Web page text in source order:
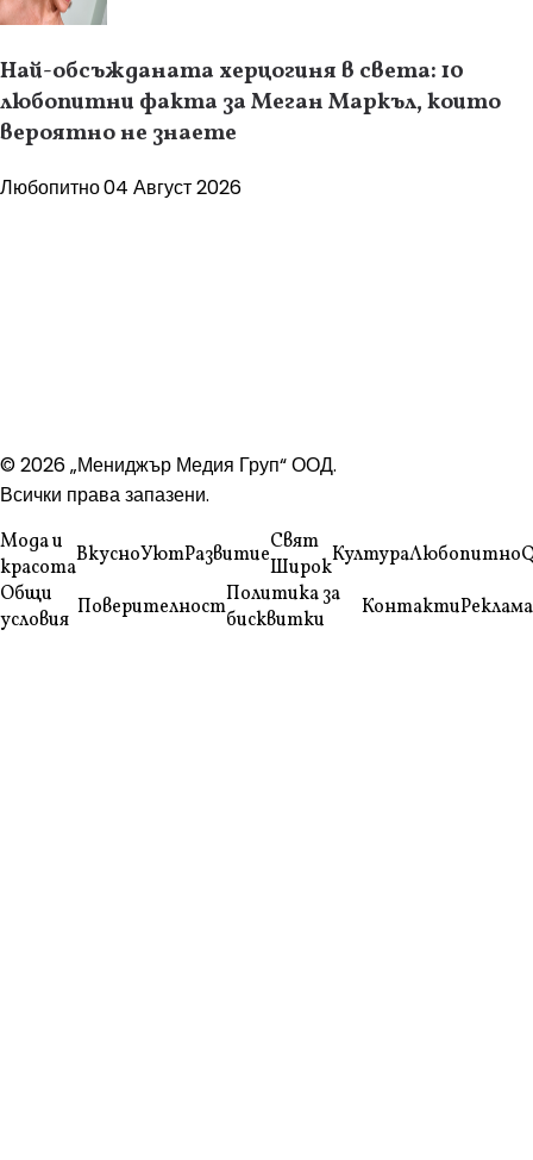
Най-обсъжданата херцогиня в света: 10
любопитни факта за Меган Маркъл, които
вероятно не знаете
Любопитно04 Август 2026
© 2026 „Мениджър Медия Груп“ ООД.
Всички права запазени.
Мода и
красотаВкусноУютРазвитиеСвят
ШирокКултураЛюбопитно
Общи
условия ПоверителностПолитика за
бисквитки
КонтактиРеклама